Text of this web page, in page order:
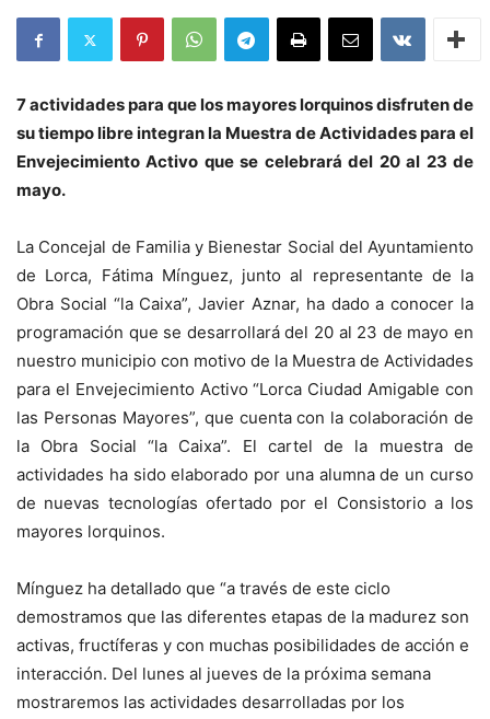
7 actividades para que los mayores lorquinos disfruten de
su tiempo libre integran la Muestra de Actividades para el
Envejecimiento Activo que se celebrará del 20 al 23 de
mayo.
La Concejal de Familia y Bienestar Social del Ayuntamiento
de Lorca, Fátima Mínguez, junto al representante de la
Obra Social “la Caixa”, Javier Aznar, ha dado a conocer la
programación que se desarrollará del 20 al 23 de mayo en
nuestro municipio con motivo de la Muestra de Actividades
para el Envejecimiento Activo “Lorca Ciudad Amigable con
las Personas Mayores”, que cuenta con la colaboración de
la Obra Social “la Caixa”. El cartel de la muestra de
actividades ha sido elaborado por una alumna de un curso
de nuevas tecnologías ofertado por el Consistorio a los
mayores lorquinos.
Mínguez ha detallado que “a través de este ciclo
demostramos que las diferentes etapas de la madurez son
activas, fructíferas y con muchas posibilidades de acción e
interacción. Del lunes al jueves de la próxima semana
mostraremos las actividades desarrolladas por los